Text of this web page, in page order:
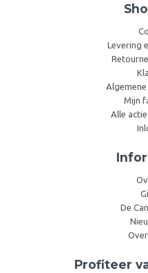
Levering
Mijn
Alle
De
Profiteer